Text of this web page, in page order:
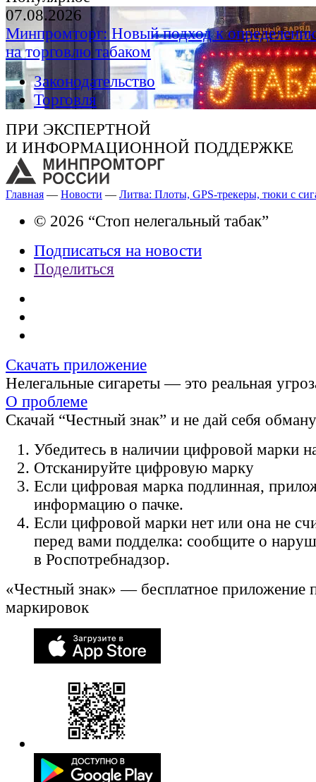
07.08.2026
Минпромторг: Новый подход к
на торговлю табаком
Законодательство
Торговля
ПРИ ЭКСПЕРТНОЙ
И ИНФОРМАЦИОННОЙ ПОДДЕРЖКЕ
Главная — Новости — Литва: Плоты, GPS-трекеры, тюки с
© 2026 “Стоп нелегальный табак”
Подписаться на новости
Поделиться
Скачать приложение
Нелегальные сигареты — это реальная
О проблеме
Скачай “Честный знак” и не дай себя
Убедитесь в наличии цифровой марки
Отсканируйте цифровую марку
Если цифровая марка подлинная,
информацию о пачке.
Если цифровой марки нет или она не
перед вами подделка: сообщите о
в Роспотребнадзор.
«Честный знак» — бесплатное приложение
маркировок